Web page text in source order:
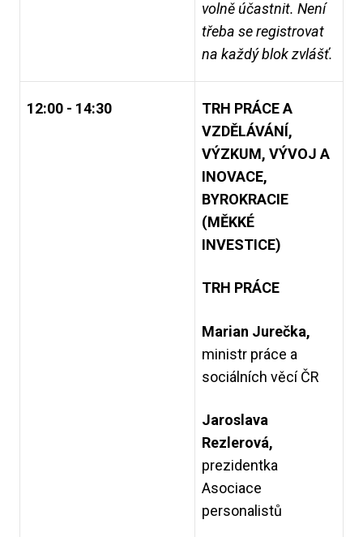
volně účastnit. Není
třeba se registrovat
na každý blok zvlášť.
12:00 - 14:30
TRH PRÁCE A
VZDĚLÁVÁNÍ,
VÝZKUM, VÝVOJ A
INOVACE,
BYROKRACIE
(MĚKKÉ
INVESTICE)
TRH PRÁCE
Marian Jurečka,
ministr práce a
sociálních věcí ČR
Jaroslava
Rezlerová,
prezidentka
Asociace
personalistů